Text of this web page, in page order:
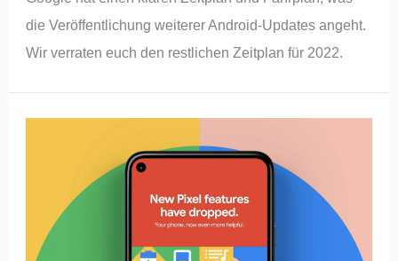
die Veröffentlichung weiterer Android-Updates angeht.
Wir verraten euch den restlichen Zeitplan für 2022.